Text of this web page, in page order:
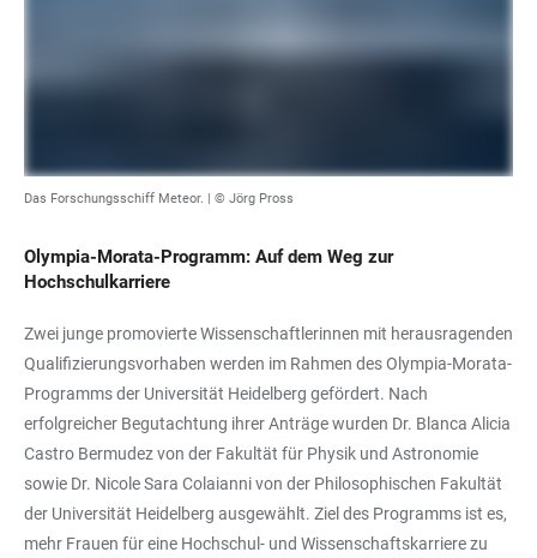
Das Forschungsschiff Meteor. | © Jörg Pross
Olympia-Morata-Programm: Auf dem Weg zur
Hochschulkarriere
Zwei junge promovierte Wissenschaftlerinnen mit herausragenden
Qualifizierungsvorhaben werden im Rahmen des Olympia-Morata-
Programms der Universität Heidelberg gefördert. Nach
erfolgreicher Begutachtung ihrer Anträge wurden Dr. Blanca Alicia
Castro Bermudez von der Fakultät für Physik und Astronomie
sowie Dr. Nicole Sara Colaianni von der Philosophischen Fakultät
der Universität Heidelberg ausgewählt. Ziel des Programms ist es,
mehr Frauen für eine Hochschul- und Wissenschaftskarriere zu